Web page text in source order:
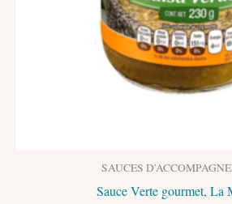
SAUCES
Sauce Verte gourmet, La